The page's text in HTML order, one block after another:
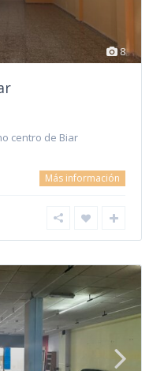
8
centro de Biar
Más información